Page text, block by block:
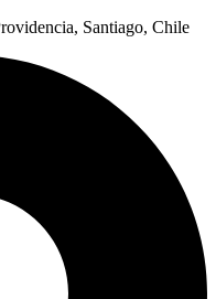
Santiago, Chile